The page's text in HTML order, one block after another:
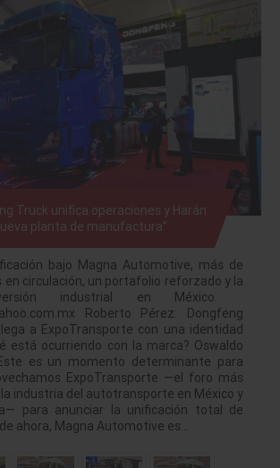
Truck unifica operaciones y Harán
planta de manufactura”
bajo Magna Automotive, más de
en circulación, un portafolio reforzado y la
industrial en México.
Roberto Pérez: Dongfeng
a ExpoTransporte con una identidad
está ocurriendo con la marca? Oswaldo
es un momento determinante para
ExpoTransporte —el foro más
industria del autotransporte en México y
para anunciar la unificación total de
ahora, Magna Automotive es…